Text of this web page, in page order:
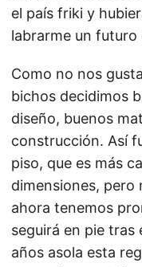
el país friki y
labrarme un futuro
Como no nos
bichos decidimos
diseño, buenos
construcción. Así
piso, que es más
dimensiones,
ahora tenemos
seguirá en pie
años asola esta